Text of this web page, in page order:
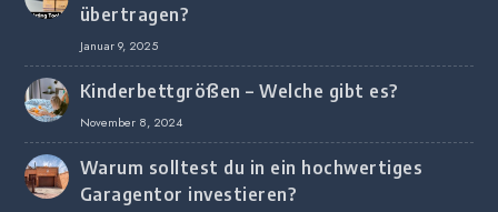
übertragen?
Januar 9, 2025
Kinderbettgrößen – Welche gibt es?
November 8, 2024
Warum solltest du in ein hochwertiges
Garagentor investieren?